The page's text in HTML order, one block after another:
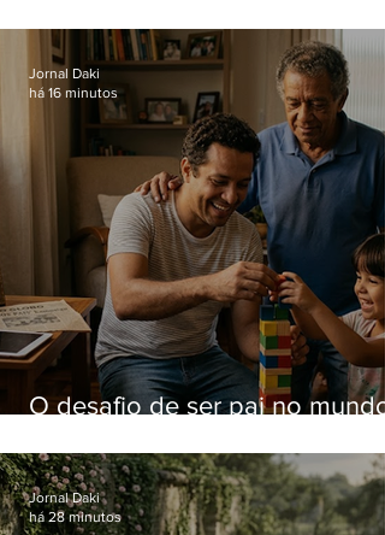
O desafio de ser pai no mundo
Jornal Daki
há 16 minutos
Jornal Daki
há 28 minutos